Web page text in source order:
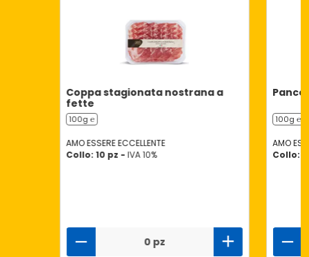
Coppa stagionata nostrana a
fette
100g ℮
AMO ESSERE ECCELLENTE
Collo: 10 pz - IVA 10%
0 pz
100g ℮
AMO
Collo: